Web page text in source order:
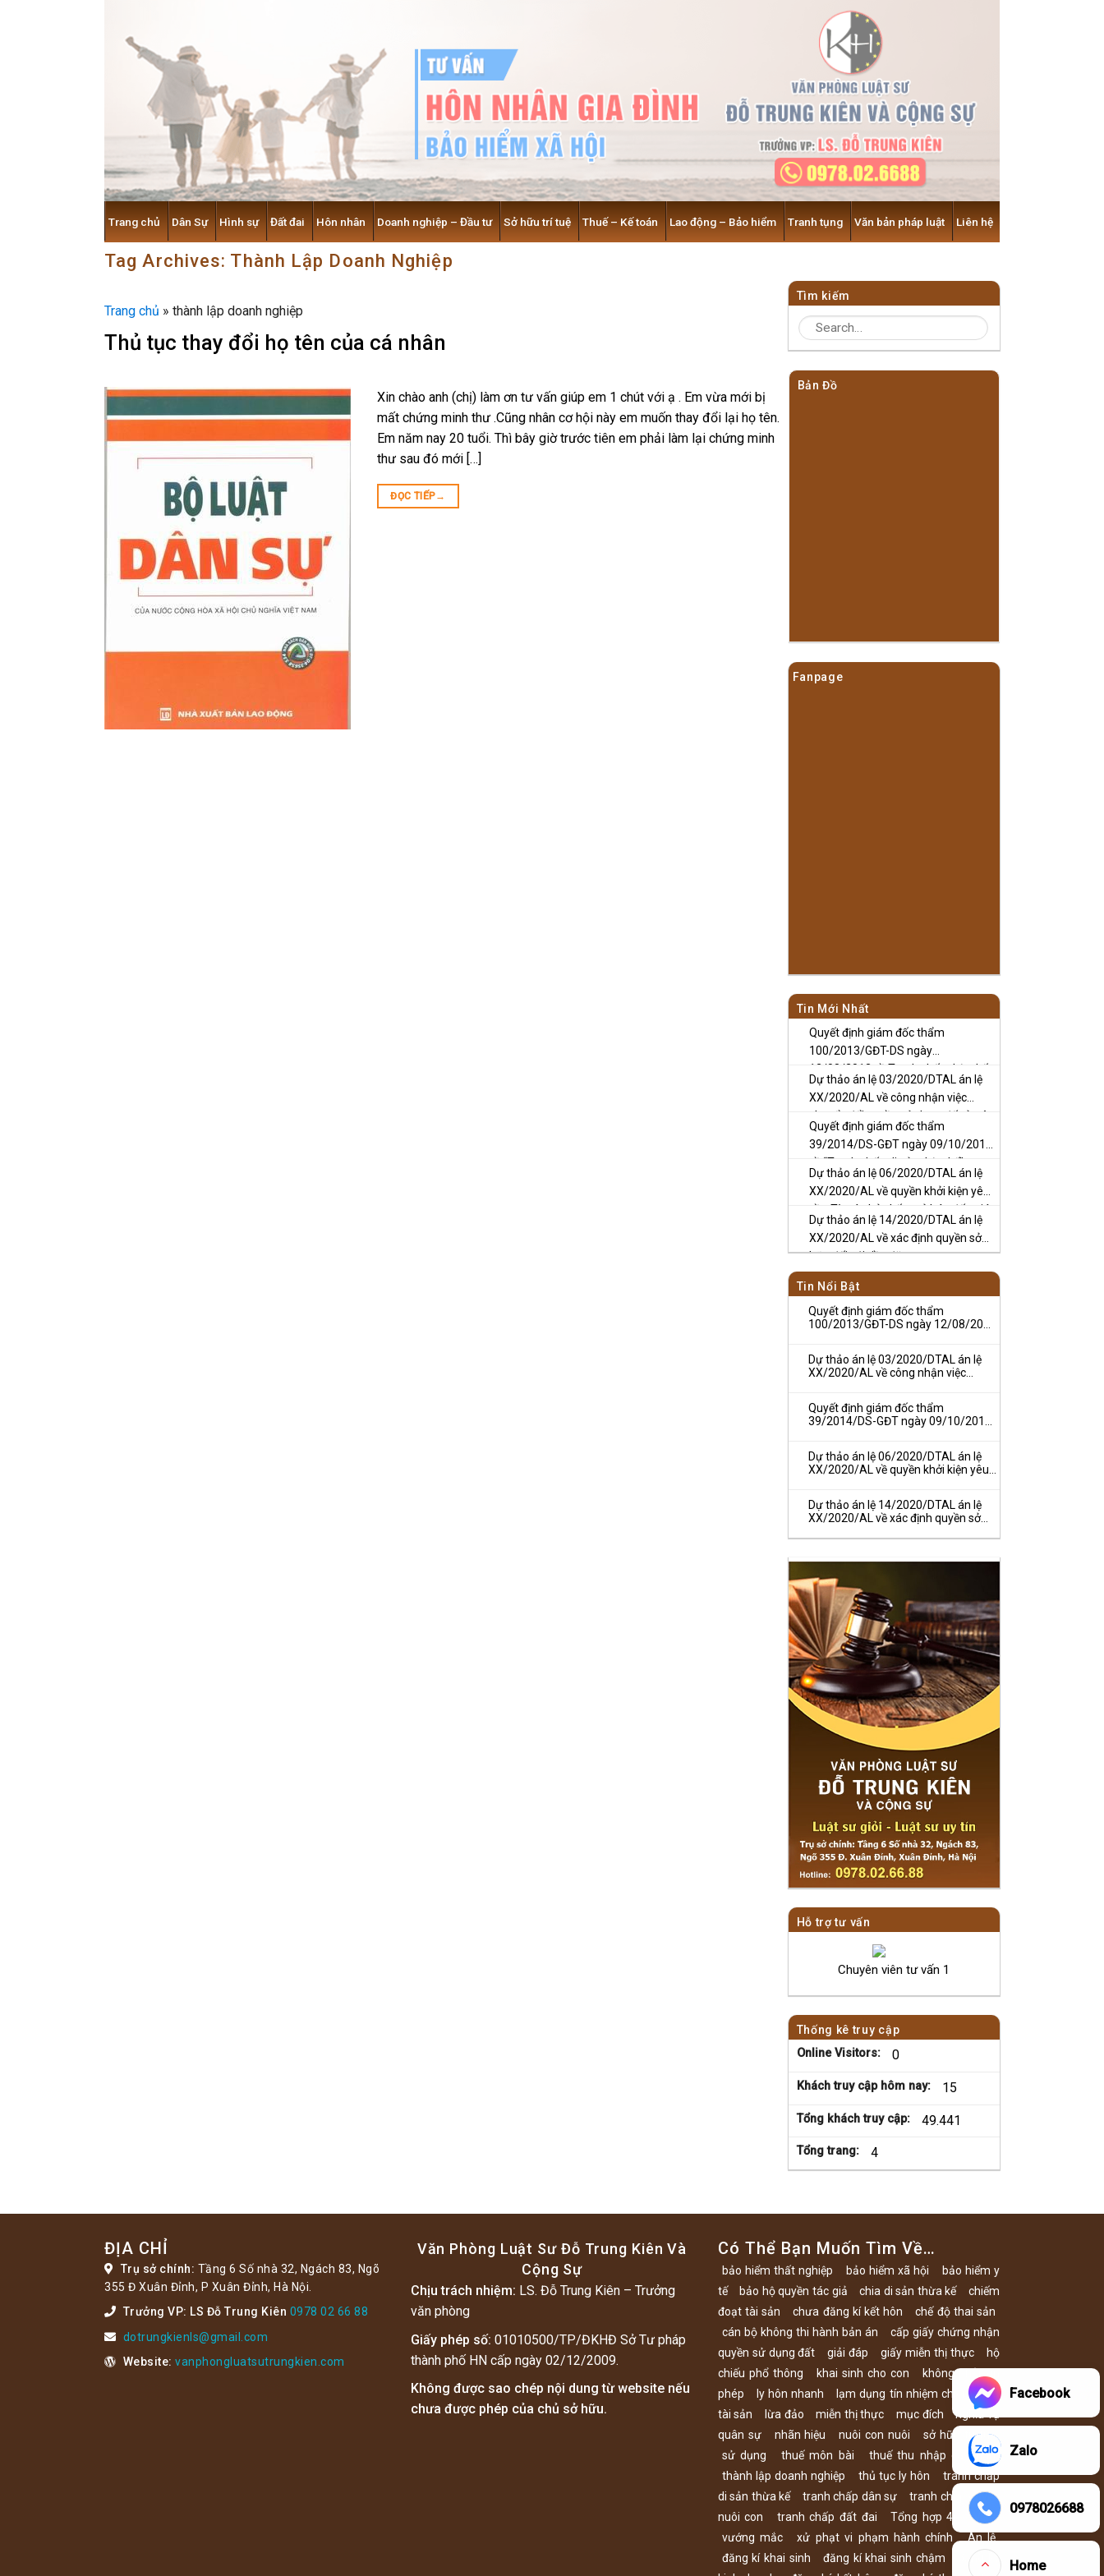
Trang chủ Dân Sự Hình sự Đất đai Hôn nhân Doanh nghiệp – Đầu tư Sở hữu trí tuệ Thuế – Kế toán Lao động – Bảo hiểm Tranh tụng Văn bản pháp luật Liên hệ
Tag Archives: Thành Lập Doanh Nghiệp
Trang chủ » thành lập doanh nghiệp
Thủ tục thay đổi họ tên của cá nhân
Xin chào anh (chị) làm ơn tư vấn giúp em 1 chút với ạ . Em vừa mới bị
mất chứng minh thư .Cũng nhân cơ hội này em muốn thay đổi lại họ tên.
Em năm nay 20 tuổi. Thì bây giờ trước tiên em phải làm lại chứng minh
thư sau đó mới […]
ĐỌC TIẾP→
Tìm kiếm
Bản Đồ
Fanpage
Tin Mới Nhất
Quyết định giám đốc thẩm
100/2013/GĐT-DS ngày
12/08/2013 về Tranh chấp thừa kế
Dự thảo án lệ 03/2020/DTAL án lệ
XX/2020/AL về công nhận việc
chuyển đổi quyền sử dụng đất ở trên
thực tế
Quyết định giám đốc thẩm
39/2014/DS-GĐT ngày 09/10/2014
về “Tranh chấp di sản thừa kế”
Dự thảo án lệ 06/2020/DTAL án lệ
XX/2020/AL về quyền khởi kiện yêu
cầu Tòa án hủy kết quả bán đấu giá
tài sản
Dự thảo án lệ 14/2020/DTAL án lệ
XX/2020/AL về xác định quyền sở
hữu đối với tiền đặt cọc
Tin Nổi Bật
Quyết định giám đốc thẩm
100/2013/GĐT-DS ngày 12/08/2013
Dự thảo án lệ 03/2020/DTAL án lệ
XX/2020/AL về công nhận việc
thực tế
Quyết định giám đốc thẩm
39/2014/DS-GĐT ngày 09/10/2014
Dự thảo án lệ 06/2020/DTAL án lệ
XX/2020/AL về quyền khởi kiện yêu
tài sản
Dự thảo án lệ 14/2020/DTAL án lệ
XX/2020/AL về xác định quyền sở
Hỗ trợ tư vấn
Chuyên viên tư vấn 1
Thống kê truy cập
Online Visitors: 0
Khách truy cập hôm nay: 15
Tổng khách truy cập: 49.441
Tổng trang: 4
ĐỊA CHỈ
Trụ sở chính: Tầng 6 Số nhà 32, Ngách 83, Ngõ
355 Đ Xuân Đỉnh, P Xuân Đỉnh, Hà Nội.
Trưởng VP: LS Đỗ Trung Kiên 0978 02 66 88
dotrungkienls@gmail.com
Website: vanphongluatsutrungkien.com
Văn Phòng Luật Sư Đỗ Trung Kiên Và
Cộng Sự
Chịu trách nhiệm: LS. Đỗ Trung Kiên – Trưởng
văn phòng
Giấy phép số: 01010500/TP/ĐKHĐ Sở Tư pháp
thành phố HN cấp ngày 02/12/2009.
Không được sao chép nội dung từ website nếu
chưa được phép của chủ sở hữu.
Có Thể Bạn Muốn Tìm Về…
bảo hiểm thất nghiệp bảo hiểm xã hội
bảo hiểm y
tế
bảo hộ quyền tác giả chia di sản thừa kế
chiếm
đoạt tài sản
chưa đăng kí kết hôn
chế độ thai sản
cán bộ không thi hành bản án
cấp giấy chứng nhận
quyền sử dụng đất
giải đáp giấy miễn thị thực
hộ
chiếu phổ thông
khai sinh cho con
không phải xin
phép
ly hôn nhanh
lạm dụng tín nhiệm chiếm đoạt
tài sản
lừa đảo miễn thị thực mục đích
nghĩa vụ
quân sự
nhãn hiệu nuôi con nuôi
sở hữu trí tuệ
sử dụng
thuế môn bài
thuế thu nhập cá nhân
thành lập doanh nghiệp
thủ tục ly hôn
tranh chấp
di sản thừa kế
tranh chấp dân sự
tranh chấp quyền
nuôi con
tranh chấp đất đai Tổng hợp 46
Visa
vướng mắc
xử phạt vi phạm hành chính
Án lệ
đăng kí khai sinh
đăng kí khai sinh chậm
đăng ký
Facebook
Zalo
0978026688
Home